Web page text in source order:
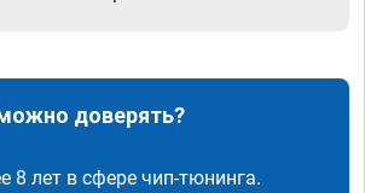
доверять?
8 лет в сфере чип-тюнинга.